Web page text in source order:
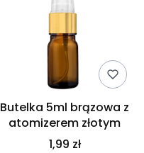
Butelka 5ml brązowa z
atomizerem złotym
1,99 zł